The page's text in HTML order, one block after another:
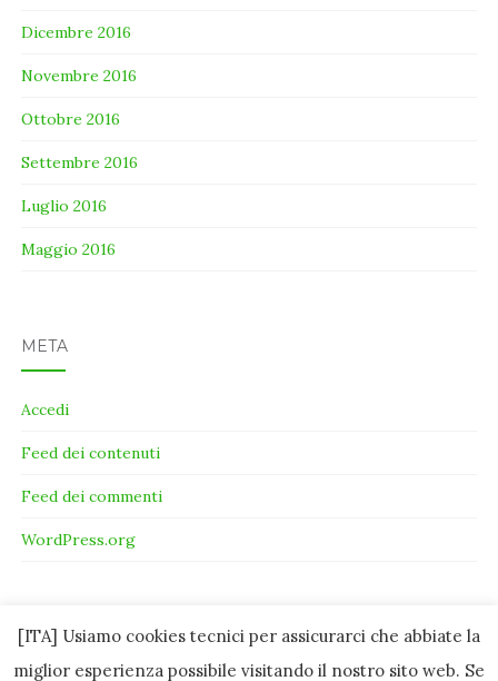
Dicembre 2016
Novembre 2016
Ottobre 2016
Settembre 2016
Luglio 2016
Maggio 2016
META
Accedi
Feed dei contenuti
Feed dei commenti
WordPress.org
[ITA] Usiamo cookies tecnici per assicurarci che abbiate la
miglior esperienza possibile visitando il nostro sito web. Se